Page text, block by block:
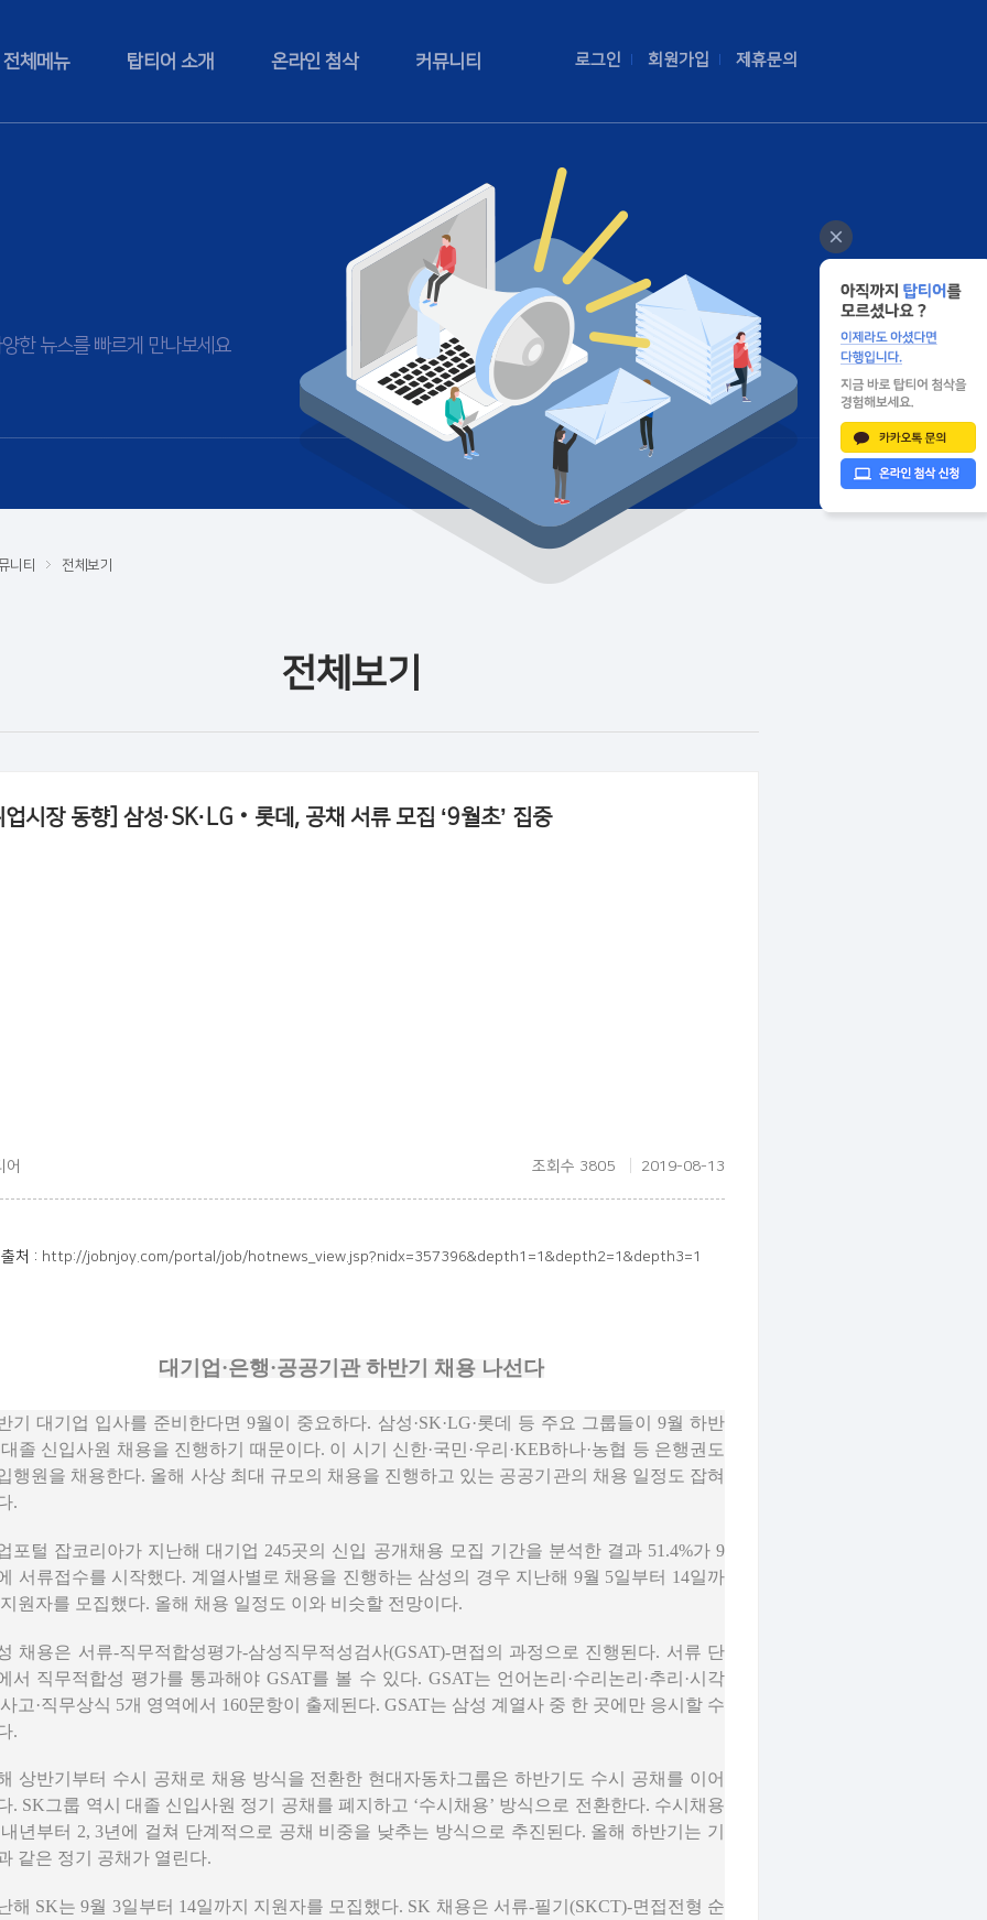
전체메뉴 탑티어 소개 온라인 첨삭 커뮤니티 로그인 회원가입 제휴문의
한 뉴스를 빠르게 만나보세요
니티 전체보기
전체보기
업시장 동향] 삼성·SK·LG‧롯데, 공채 서류 모집 ‘9월초’ 집중
어 조회수 3805 2019-08-13
출처 : http://jobnjoy.com/portal/job/hotnews_view.jsp?nidx=357396&depth1=1&depth2=1&depth3=1
대기업·은행·공공기관 하반기 채용 나선다
기 대기업 입사를 준비한다면 9월이 중요하다. 삼성·SK·LG·롯데 등 주요 그룹들이 9월 하반
졸 신입사원 채용을 진행하기 때문이다. 이 시기 신한·국민·우리·KEB하나·농협 등 은행권도
행원을 채용한다. 올해 사상 최대 규모의 채용을 진행하고 있는 공공기관의 채용 일정도 잡혀
.
포털 잡코리아가 지난해 대기업 245곳의 신입 공개채용 모집 기간을 분석한 결과 51.4%가 9
서류접수를 시작했다. 계열사별로 채용을 진행하는 삼성의 경우 지난해 9월 5일부터 14일까
원자를 모집했다. 올해 채용 일정도 이와 비슷할 전망이다.
채용은 서류-직무적합성평가-삼성직무적성검사(GSAT)-면접의 과정으로 진행된다. 서류 단
서 직무적합성 평가를 통과해야 GSAT를 볼 수 있다. GSAT는 언어논리·수리논리·추리·시각
고·직무상식 5개 영역에서 160문항이 출제된다. GSAT는 삼성 계열사 중 한 곳에만 응시할 수
.
상반기부터 수시 공채로 채용 방식을 전환한 현대자동차그룹은 하반기도 수시 공채를 이어
. SK그룹 역시 대졸 신입사원 정기 공채를 폐지하고 ‘수시채용’ 방식으로 전환한다. 수시채용
년부터 2, 3년에 걸쳐 단계적으로 공채 비중을 낮추는 방식으로 추진된다. 올해 하반기는 기
같은 정기 공채가 열린다.
해 SK는 9월 3일부터 14일까지 지원자를 모집했다. SK 채용은 서류-필기(SKCT)-면접전형 순